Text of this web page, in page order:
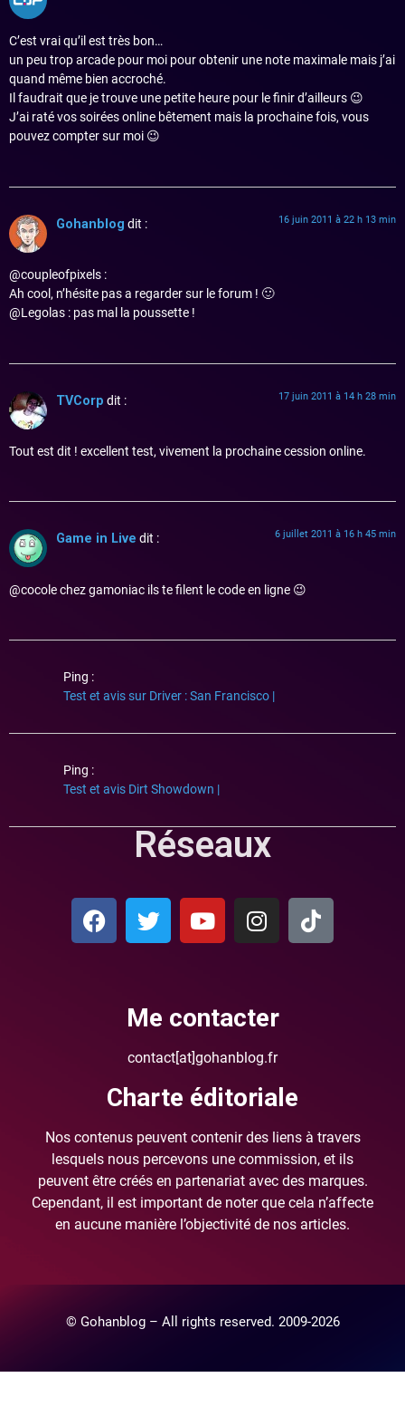
C’est vrai qu’il est très bon…
un peu trop arcade pour moi pour obtenir une note maximale mais j’ai
quand même bien accroché.
Il faudrait que je trouve une petite heure pour le finir d’ailleurs 😉
J’ai raté vos soirées online bêtement mais la prochaine fois, vous
pouvez compter sur moi 😉
Gohanblog dit : 16 juin 2011 à 22 h 13 min
@coupleofpixels :
Ah cool, n’hésite pas a regarder sur le forum ! 🙂
@Legolas : pas mal la poussette !
TVCorp dit : 17 juin 2011 à 14 h 28 min
Tout est dit ! excellent test, vivement la prochaine cession online.
Game in Live dit : 6 juillet 2011 à 16 h 45 min
@cocole chez gamoniac ils te filent le code en ligne 😉
Ping :
Test et avis sur Driver : San Francisco |
Ping :
Test et avis Dirt Showdown |
Réseaux
Me contacter
contact[at]gohanblog.fr
Charte éditoriale
Nos contenus peuvent contenir des liens à travers
lesquels nous percevons une commission, et ils
peuvent être créés en partenariat avec des marques.
Cependant, il est important de noter que cela n’affecte
en aucune manière l’objectivité de nos articles.
© Gohanblog – All rights reserved. 2009-2026